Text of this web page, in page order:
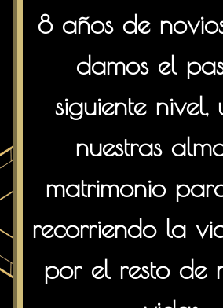
8 años de
damos el
siguiente nivel,
nuestras
matrimonio
recorriendo la
por el resto de